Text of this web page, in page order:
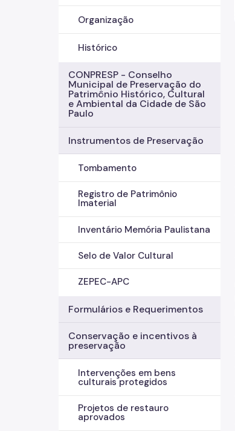
Organização
Histórico
CONPRESP - Conselho
Municipal de Preservação do
Patrimônio Histórico, Cultural
e Ambiental da Cidade de São
Paulo
Instrumentos de Preservação
Tombamento
Registro de Patrimônio
Imaterial
Inventário Memória Paulistana
Selo de Valor Cultural
ZEPEC-APC
Formulários e Requerimentos
Conservação e incentivos à
preservação
Intervenções em bens
culturais protegidos
Projetos de restauro
aprovados